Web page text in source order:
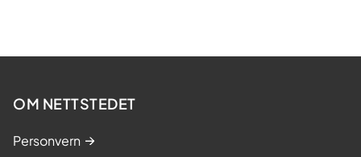
OM NETTSTEDET
Personvern